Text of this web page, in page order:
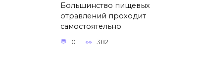
Большинство пищевых
отравлений проходит
самостоятельно
0 382